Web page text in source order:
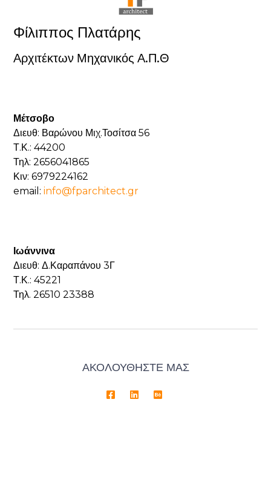
Φίλιππος Πλατάρης
Αρχιτέκτων Μηχανικός Α.Π.Θ
Μέτσοβο
Διευθ: Βαρώνου Μιχ.Τοσίτσα 56
Τ.Κ.: 44200
Τηλ: 2656041865
Κιν: 6979224162
email:info@fparchitect.gr
Ιωάννινα
Διευθ: Δ.Καραπάνου 3Γ
Τ.Κ.: 45221
Τηλ. 26510 23388
ΑΚΟΛΟΥΘΗΣΤΕ ΜΑΣ